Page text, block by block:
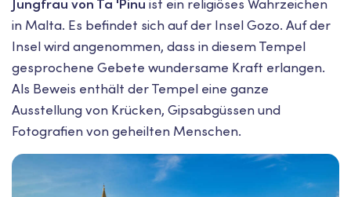
Jungfrau von Ta 'Pinu ist ein religiöses Wahrzeichen
in Malta. Es befindet sich auf der Insel Gozo. Auf der
Insel wird angenommen, dass in diesem Tempel
gesprochene Gebete wundersame Kraft erlangen.
Als Beweis enthält der Tempel eine ganze
Ausstellung von Krücken, Gipsabgüssen und
Fotografien von geheilten Menschen.